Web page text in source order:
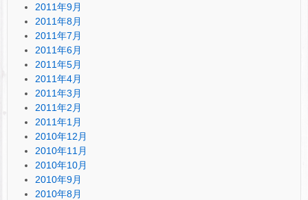
2011年9月
2011年8月
2011年7月
2011年6月
2011年5月
2011年4月
2011年3月
2011年2月
2011年1月
2010年12月
2010年11月
2010年10月
2010年9月
2010年8月